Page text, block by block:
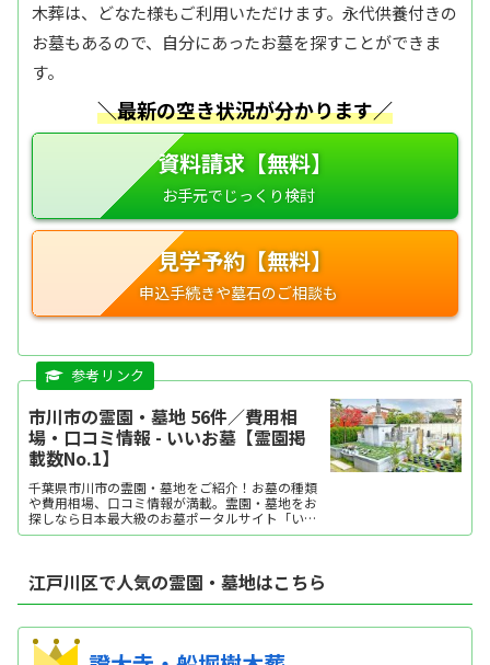
木葬は、どなた様もご利用いただけます。永代供養付きの
お墓もあるので、自分にあったお墓を探すことができま
す。
＼最新の空き状況が分かります／
資料請求【無料】
見学予約【無料】
市川市の霊園・墓地 56件／費用相
場・口コミ情報 - いいお墓【霊園掲
載数No.1】
千葉県市川市の霊園・墓地をご紹介！お墓の種類
や費用相場、口コミ情報が満載。霊園・墓地をお
探しなら日本最大級のお墓ポータルサイト「いい
お墓」にお任せください。資料請求・見学予約・
中。
江戸川区で人気の霊園・墓地はこちら